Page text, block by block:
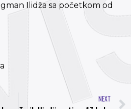
Ilidža sa početkom od
NEXT